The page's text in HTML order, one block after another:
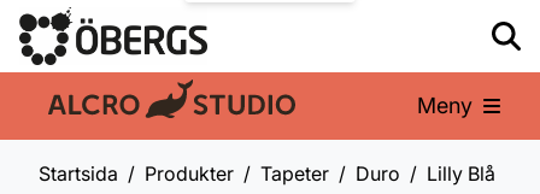
En del av: Meny
Startsida Produkter Tapeter Duro Lilly Blå